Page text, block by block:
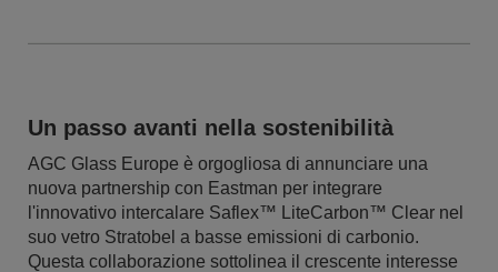
Un passo avanti nella sostenibilità
AGC Glass Europe è orgogliosa di annunciare una
nuova partnership con Eastman per integrare
l'innovativo intercalare Saflex™ LiteCarbon™ Clear nel
suo vetro Stratobel a basse emissioni di carbonio.
Questa collaborazione sottolinea il crescente interesse